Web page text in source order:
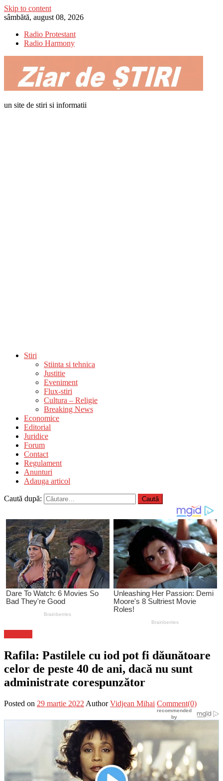
Skip to content
sâmbătă, august 08, 2026
Radio Protestant
Radio Harmony
un site de stiri si informatii
Stiri
Stiinta si tehnica
Justitie
Eveniment
Flux-stiri
Cultura – Religie
Breaking News
Economice
Editorial
Juridice
Forum
Contact
Regulament
Anunturi
Adauga articol
Caută după:
Rafila: Pastilele cu iod pot fi dăunătoare
celor de peste 40 de ani, dacă nu sunt
administrate corespunzător
Posted on 29 martie 2022 Author Vidjean Mihai Comment(0)